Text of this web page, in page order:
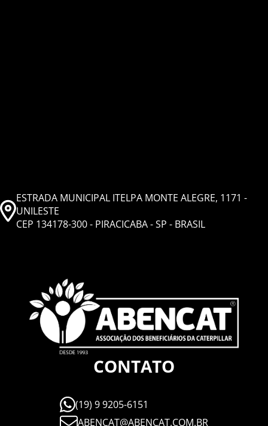
ESTRADA MUNICIPAL ITELPA MONTE ALEGRE, 1171 -
UNILESTE
CEP 134178-300 - PIRACICABA - SP - BRASIL
CONTATO
(19) 9 9205-6151
ABENCAT@ABENCAT.COM.BR